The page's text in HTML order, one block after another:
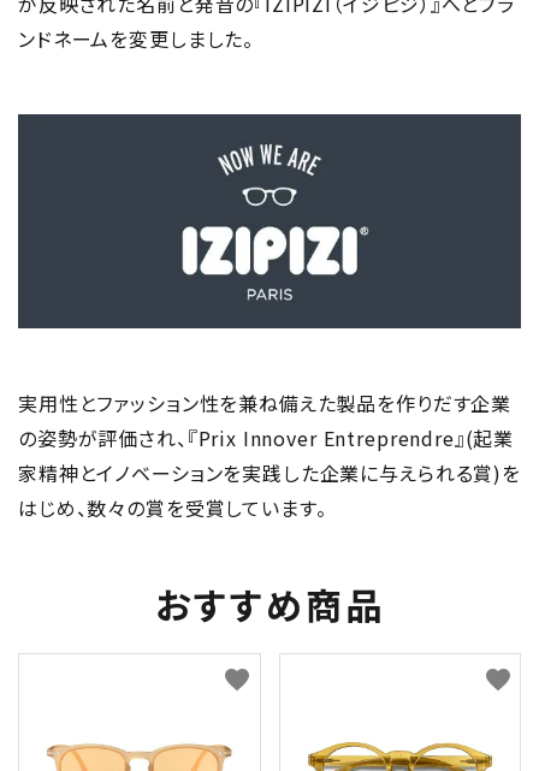
ンドネームを変更しました。
実用性とファッション性を兼ね備えた製品を作りだす企業
の姿勢が評価され、『Prix Innover Entreprendre』(起業
家精神とイノベーションを実践した企業に与えられる賞)を
はじめ、数々の賞を受賞しています。
おすすめ商品
favorite favorite